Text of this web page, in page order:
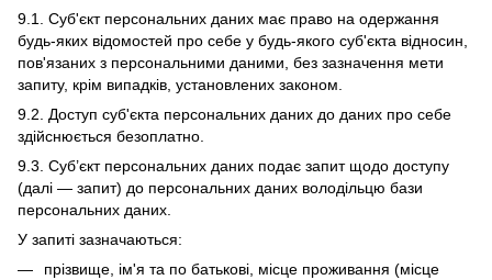
9.1. Суб'єкт персональних даних має право на одержання
будь-яких відомостей про себе у будь-якого суб'єкта відносин,
пов'язаних з персональними даними, без зазначення мети
запиту, крім випадків, установлених законом.
9.2. Доступ суб'єкта персональних даних до даних про себе
здійснюється безоплатно.
9.3. Суб’єкт персональних даних подає запит щодо доступу
(далі — запит) до персональних даних володільцю бази
персональних даних.
У запиті зазначаються:
прізвище, ім'я та по батькові, місце проживання (місце